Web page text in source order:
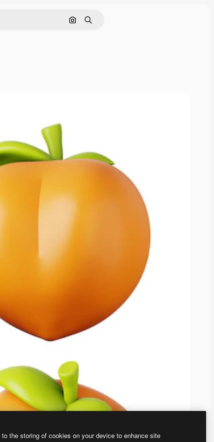
Поиск по изображению
Поиск
the storing of cookies on your device to enhance site